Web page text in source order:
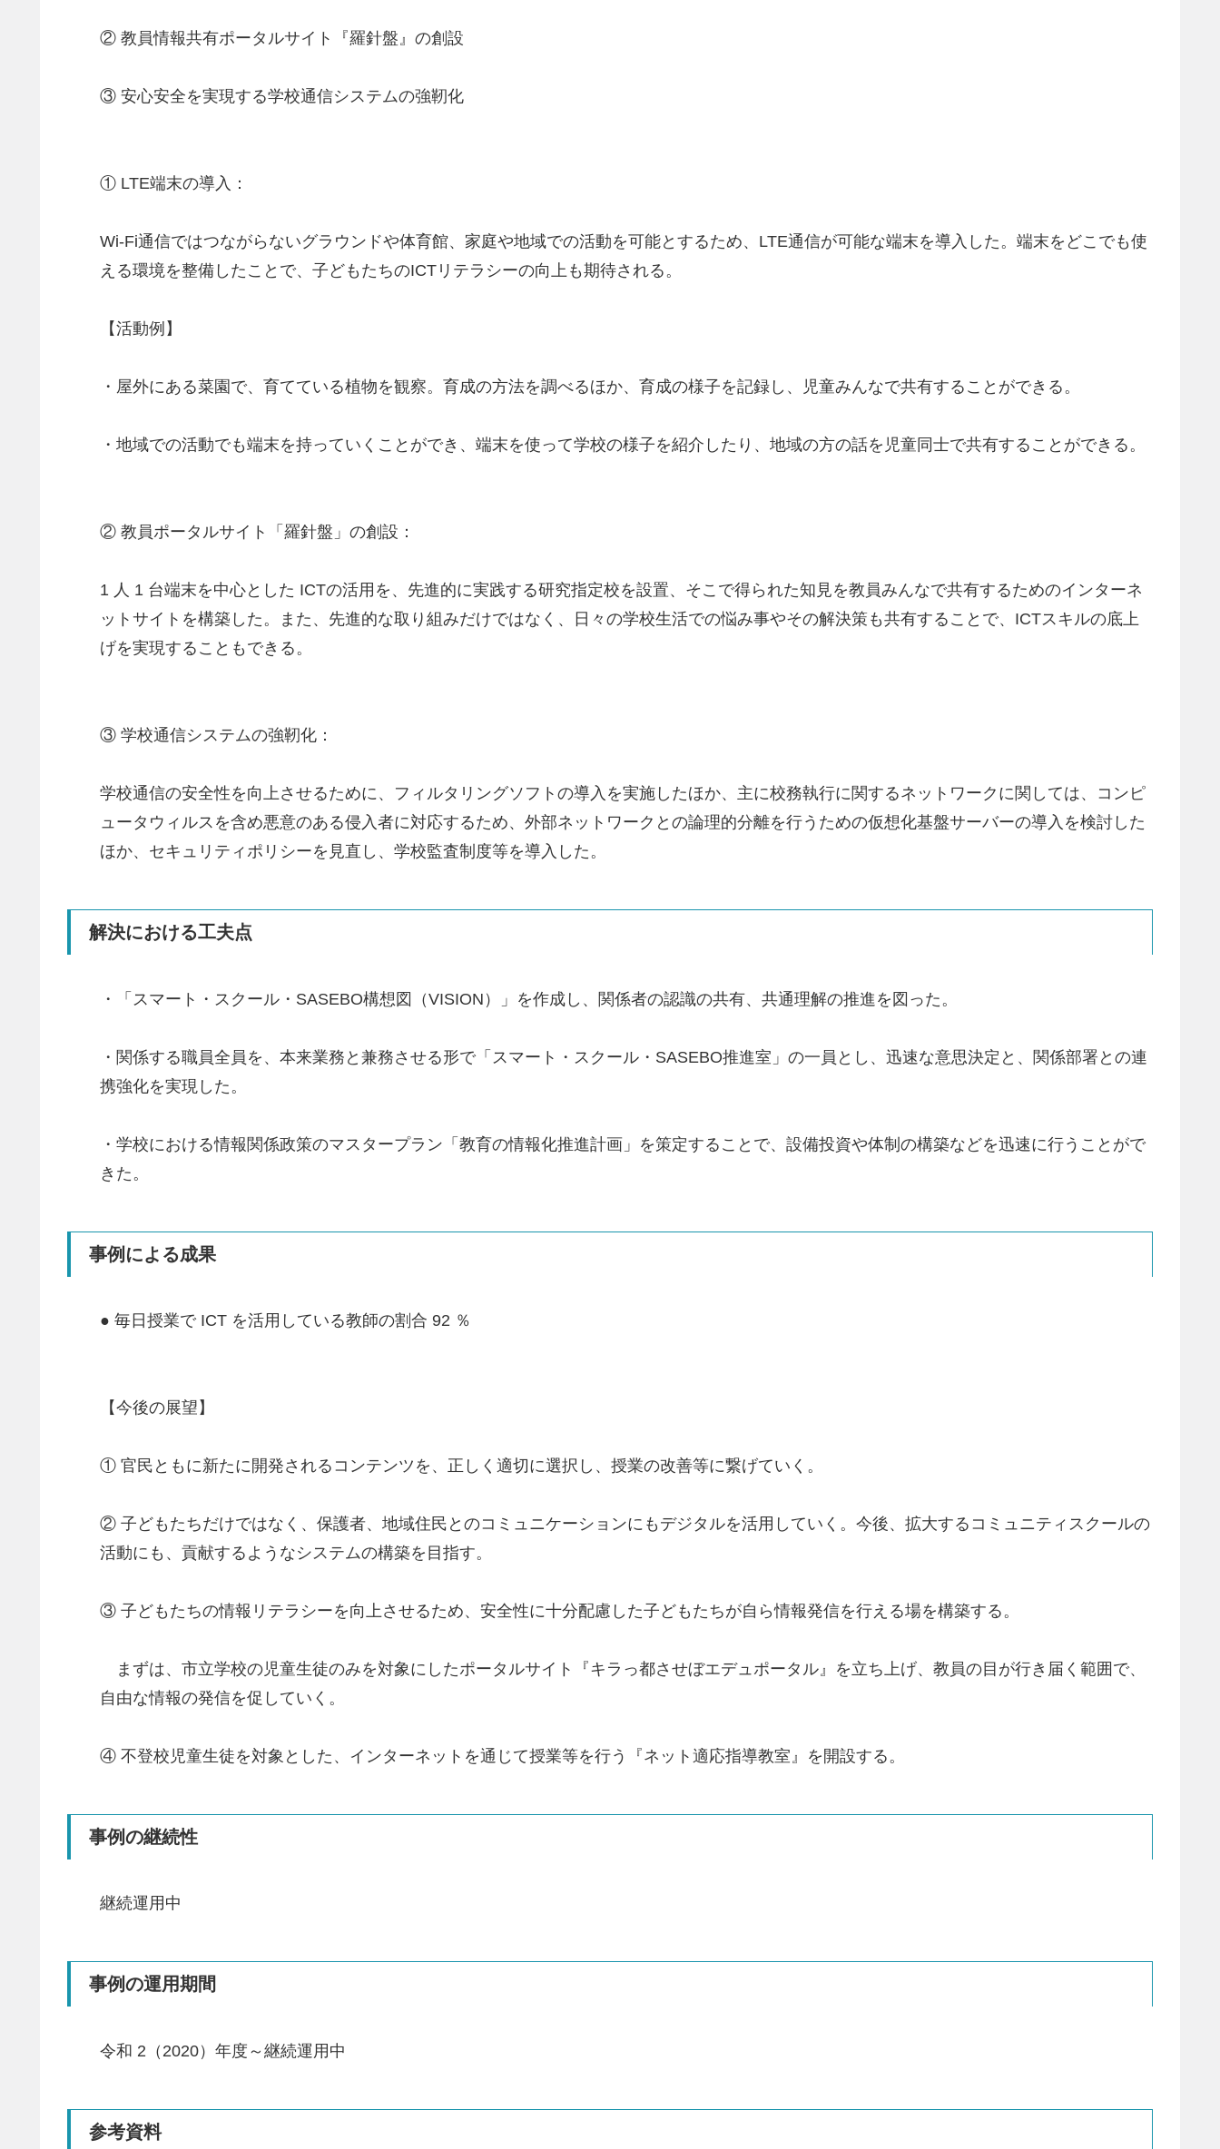
② 教員情報共有ポータルサイト『羅針盤』の創設
③ 安心安全を実現する学校通信システムの強靭化
① LTE端末の導入：
Wi-Fi通信ではつながらないグラウンドや体育館、家庭や地域での活動を可能とするため、LTE通信が可能な端末を導入した。端末をどこでも使
える環境を整備したことで、子どもたちのICTリテラシーの向上も期待される。
【活動例】
・屋外にある菜園で、育てている植物を観察。育成の方法を調べるほか、育成の様子を記録し、児童みんなで共有することができる。
・地域での活動でも端末を持っていくことができ、端末を使って学校の様子を紹介したり、地域の方の話を児童同士で共有することができる。
② 教員ポータルサイト「羅針盤」の創設：
1 人 1 台端末を中心とした ICTの活用を、先進的に実践する研究指定校を設置、そこで得られた知見を教員みんなで共有するためのインターネ
ットサイトを構築した。また、先進的な取り組みだけではなく、日々の学校生活での悩み事やその解決策も共有することで、ICTスキルの底上
げを実現することもできる。
③ 学校通信システムの強靭化：
学校通信の安全性を向上させるために、フィルタリングソフトの導入を実施したほか、主に校務執行に関するネットワークに関しては、コンピ
ュータウィルスを含め悪意のある侵入者に対応するため、外部ネットワークとの論理的分離を行うための仮想化基盤サーバーの導入を検討した
ほか、セキュリティポリシーを見直し、学校監査制度等を導入した。
解決における工夫点
・「スマート・スクール・SASEBO構想図（VISION）」を作成し、関係者の認識の共有、共通理解の推進を図った。
・関係する職員全員を、本来業務と兼務させる形で「スマート・スクール・SASEBO推進室」の一員とし、迅速な意思決定と、関係部署との連
携強化を実現した。
・学校における情報関係政策のマスタープラン「教育の情報化推進計画」を策定することで、設備投資や体制の構築などを迅速に行うことがで
きた。
事例による成果
● 毎日授業で ICT を活用している教師の割合 92 ％
【今後の展望】
① 官民ともに新たに開発されるコンテンツを、正しく適切に選択し、授業の改善等に繋げていく。
② 子どもたちだけではなく、保護者、地域住民とのコミュニケーションにもデジタルを活用していく。今後、拡大するコミュニティスクールの
活動にも、貢献するようなシステムの構築を目指す。
③ 子どもたちの情報リテラシーを向上させるため、安全性に十分配慮した子どもたちが自ら情報発信を行える場を構築する。
まずは、市立学校の児童生徒のみを対象にしたポータルサイト『キラっ都させぼエデュポータル』を立ち上げ、教員の目が行き届く範囲で、
自由な情報の発信を促していく。
④ 不登校児童生徒を対象とした、インターネットを通じて授業等を行う『ネット適応指導教室』を開設する。
事例の継続性
継続運用中
事例の運用期間
令和 2（2020）年度～継続運用中
参考資料